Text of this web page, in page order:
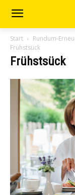
Start
Rundum-
Frühstsück
Frühstsück